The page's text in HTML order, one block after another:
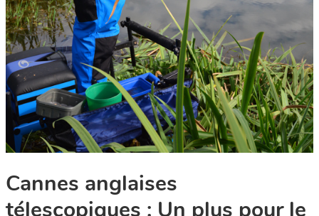
Cannes anglaises
télescopiques : Un plus pour le